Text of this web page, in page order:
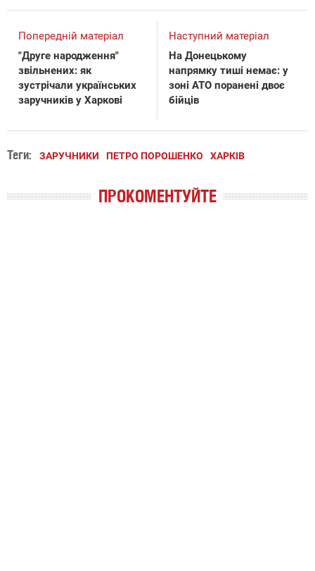
Попередній матеріал
"Друге народження"
звільнених: як
зустрічали українських
заручників у Харкові
Наступний матеріал
На Донецькому
напрямку тиші немає: у
зоні АТО поранені двоє
бійців
Теги: ЗАРУЧНИКИ ПЕТРО ПОРОШЕНКО ХАРКІВ
ПРОКОМЕНТУЙТЕ